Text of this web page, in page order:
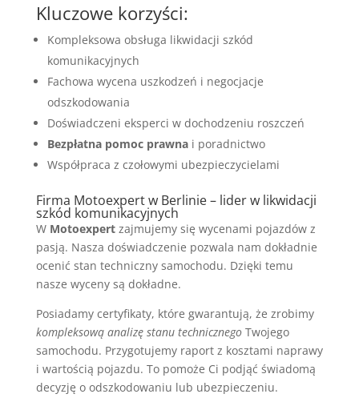
Kluczowe korzyści:
Kompleksowa obsługa likwidacji szkód
komunikacyjnych
Fachowa wycena uszkodzeń i negocjacje
odszkodowania
Doświadczeni eksperci w dochodzeniu roszczeń
Bezpłatna pomoc prawnai poradnictwo
Współpraca z czołowymi ubezpieczycielami
Firma Motoexpert w Berlinie – lider w likwidacji
szkód komunikacyjnych
W Motoexpertzajmujemy się wycenami pojazdów z
pasją. Nasza doświadczenie pozwala nam dokładnie
ocenić stan techniczny samochodu. Dzięki temu
nasze wyceny są dokładne.
Posiadamy certyfikaty, które gwarantują, że zrobimy
kompleksową analizę stanu technicznegoTwojego
samochodu. Przygotujemy raport z kosztami naprawy
i wartością pojazdu. To pomoże Ci podjąć świadomą
decyzję o odszkodowaniu lub ubezpieczeniu.